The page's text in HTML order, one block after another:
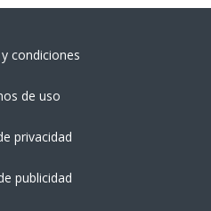
condiciones
de uso
privacidad
publicidad